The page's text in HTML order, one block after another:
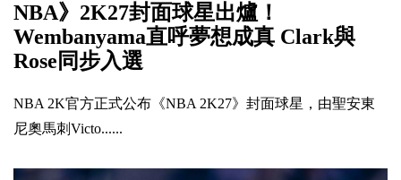
NBA》2K27封面球星出爐！
Wembanyama直呼夢想成真 Clark與
Rose同步入選
NBA 2K官方正式公布《NBA 2K27》封面球星，由聖安東
尼奧馬刺Victo......